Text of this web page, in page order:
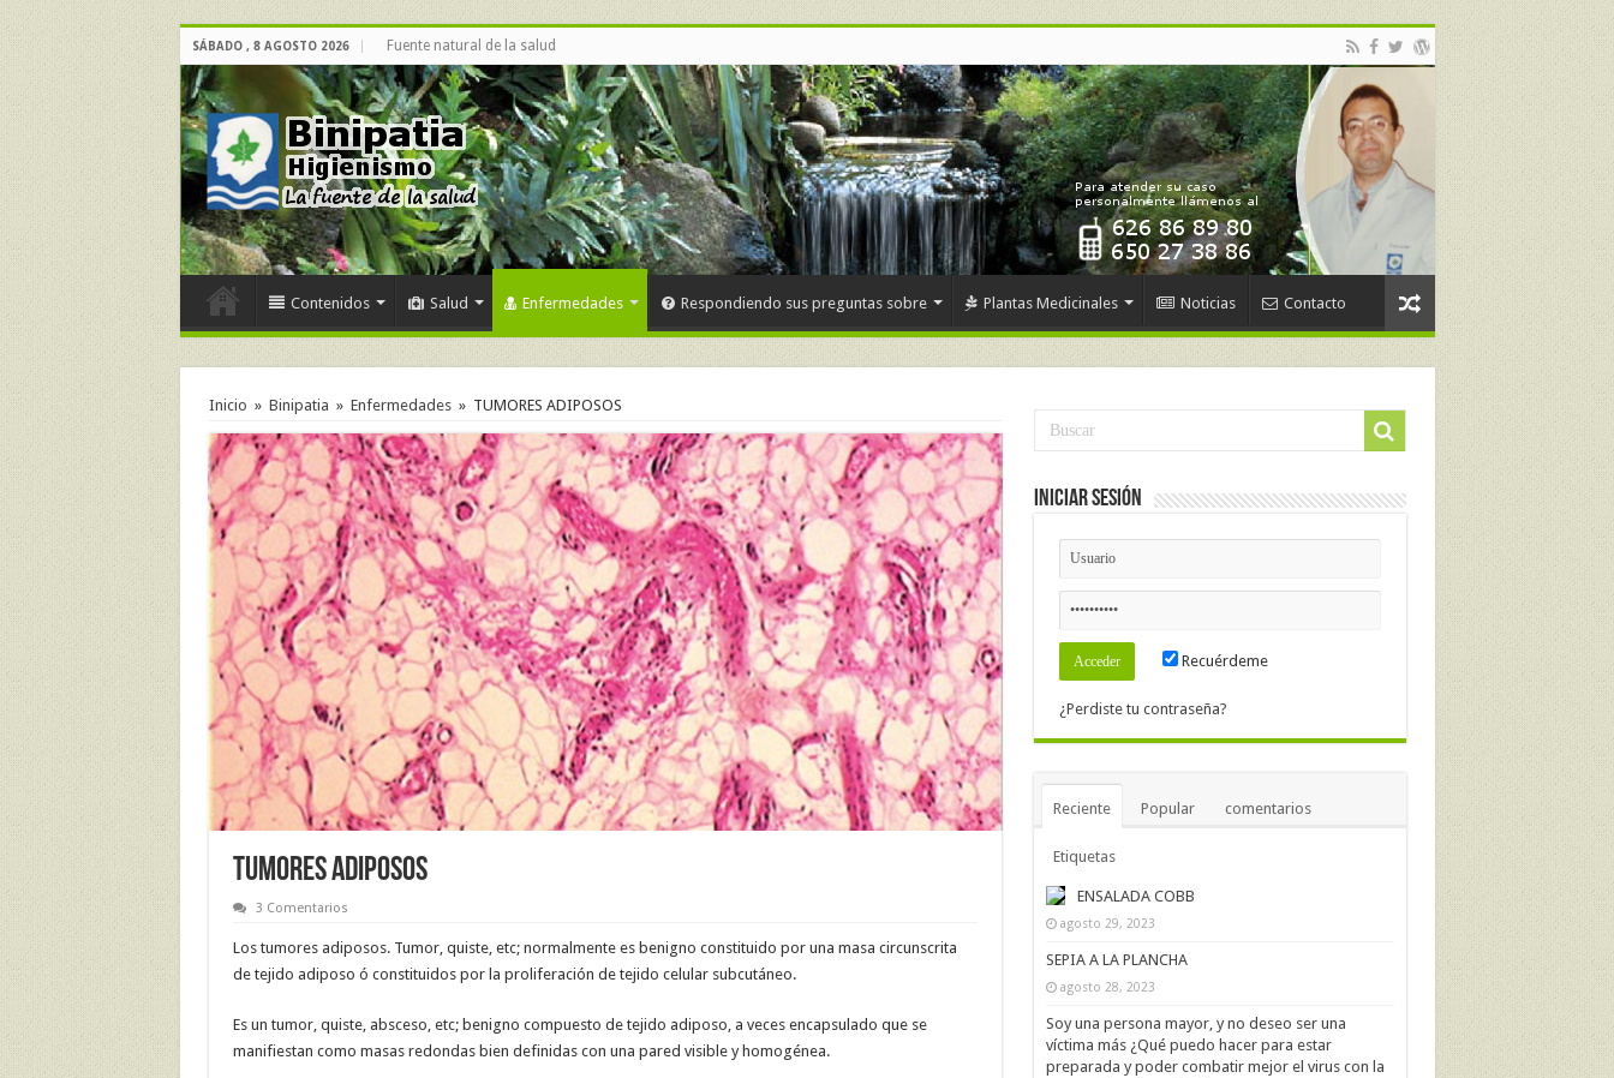
SÁBADO , 8 AGOSTO 2026 Fuente natural de la salud
Contenidos Salud Enfermedades Respondiendo sus preguntas sobre Plantas Medicinales Noticias Contacto
Inicio » Binipatia » Enfermedades » TUMORES ADIPOSOS
TUMORES ADIPOSOS
3 Comentarios
Los tumores adiposos. Tumor, quiste, etc; normalmente es benigno constituido por una masa circunscrita
de tejido adiposo ó constituidos por la proliferación de tejido celular subcutáneo.
Es un tumor, quiste, absceso, etc; benigno compuesto de tejido adiposo, a veces encapsulado que se
manifiestan como masas redondas bien definidas con una pared visible y homogénea.
Iniciar Sesión
Recuérdeme
¿Perdiste tu contraseña?
Reciente Popular comentarios
Etiquetas
ENSALADA COBB
agosto 29, 2023
SEPIA A LA PLANCHA
agosto 28, 2023
Soy una persona mayor, y no deseo ser una
víctima más ¿Qué puedo hacer para estar
preparada y poder combatir mejor el virus con la